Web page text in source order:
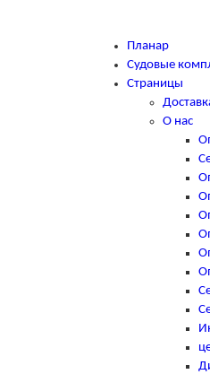
Планар
Судовые
Страницы
О нас